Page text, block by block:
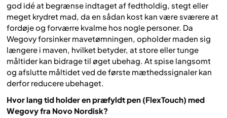
god idé at begrænse indtaget af fedtholdig, stegt eller
meget krydret mad, da en sådan kost kan være sværere at
fordøje og forværre kvalme hos nogle personer. Da
Wegovy forsinker mavetømningen, opholder maden sig
længere i maven, hvilket betyder, at store eller tunge
måltider kan bidrage til øget ubehag. At spise langsomt
og afslutte måltidet ved de første mætheds­signaler kan
derfor reducere ubehaget.
Hvor lang tid holder en præfyldt pen (FlexTouch) med
Wegovy fra Novo Nordisk?